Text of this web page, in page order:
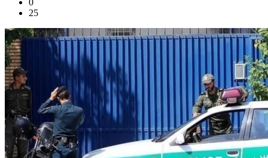
0
25